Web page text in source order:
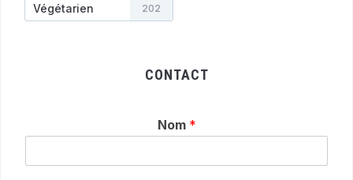
Végétarien 202
CONTACT
Nom *